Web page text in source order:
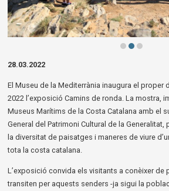
28.03.2022
El Museu de la Mediterrània inaugura el proper
2022 l’exposició Camins de ronda. La mostra,
Museus Marítims de la Costa Catalana amb el
General del Patrimoni Cultural de la
la diversitat de paisatges i maneres de viure
tota la costa catalana.
L’exposició convida els visitants a conèixer de
transiten per aquests senders -ja sigui la